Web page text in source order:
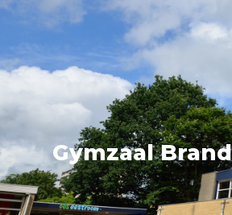
Accommodatie huren
MENU
Gymzaal